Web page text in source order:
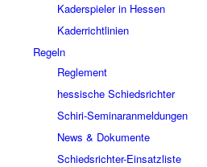
Kaderspieler in Hessen
Kaderrichtlinien
Regeln
Reglement
hessische Schiedsrichter
Schiri-Seminaranmeldungen
News & Dokumente
Schiedsrichter-Einsatzliste